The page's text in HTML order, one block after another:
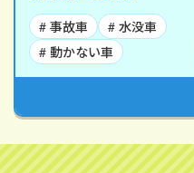
# 事故車
# 水没車
# 動かない車